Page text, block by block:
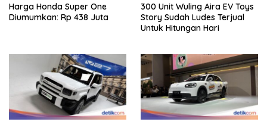
Harga Honda Super One
Diumumkan: Rp 438 Juta
300 Unit Wuling Aira EV Toys
Story Sudah Ludes Terjual
Untuk Hitungan Hari